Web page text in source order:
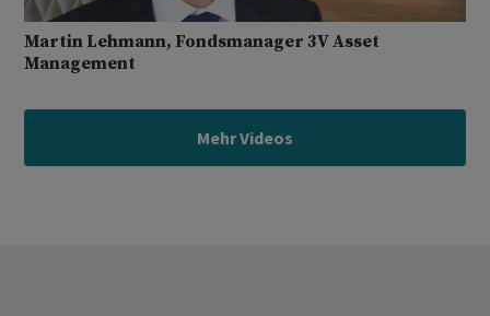
Martin Lehmann, Fondsmanager 3V Asset
Management
Mehr Videos